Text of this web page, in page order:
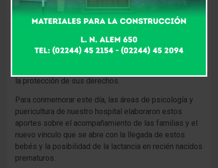
Entre el 11 y el 17 de noviembre se celebra en nuestro
país la semana del prematuro, con el objetivo crear
conciencia sobre los derechos de los niños y niñas
la protección de sus derechos.
Para conmemorar este día, las áreas de psicología y
puericultura de nuestro hospital elaboraron estos
aportes sobre el acompañamiento de las familias y el
nuevo vínculo que se abre con la llegada de estos
bebés y la posibilidad de la lactancia en recién nacidos
prematuros.